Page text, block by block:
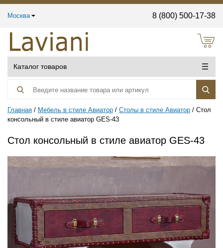
Москва 8 (800) 500-17-38
Каталог товаров
Главная Мебель в стиле Авиатор Столы в стиле Авиатор
Стол
консольный в стиле авиатор GES-43
Стол консольный в стиле авиатор GES-43